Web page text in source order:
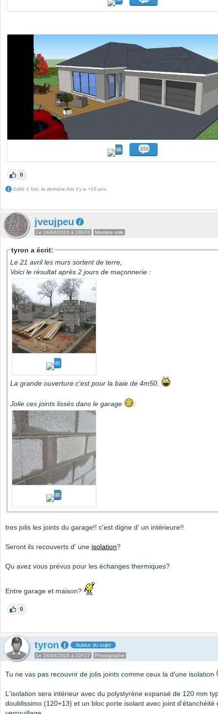
0
Edité 1 fois, la dernière fois il y a +10 ans.
jveujpeu
Le 24/04/2016 à 18h33 Membre utile
tyron a écrit:
Le 21 avril les murs sortent de terre,
Voici le résultat après 2 jours de maçonnerie :
La grande ouverture c'est pour la baie de 4m50.
Jolie ces joints lissés dans le garage :
tres jolis les joints du garage!! c'est digne d' un intérieure!!
Seront ils recouverts d' une isolation?
Qu avez vous prévus pour les échanges thermiques?
Entre garage et maison?
0
tyron Auteur du sujet
Le 24/04/2016 à 22h17 Photographe
Tu ne vas pas recouvrir de jolis joints comme ceux la d'une isolation
L'isolation sera intérieur avec du polystyrène expansé de 120 mm
doublissimo (120+13) et un bloc porte isolant avec joint d'étanchéité